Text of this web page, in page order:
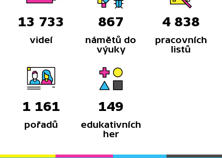
13 733
videí
867
námětů do
výuky
4 838
pracovních
listů
1 161
pořadů
149
edukativních
her